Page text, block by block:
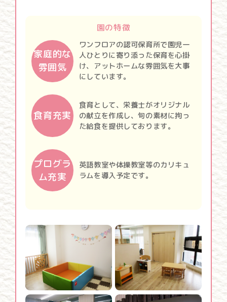
園の特徴
家庭的な
雰囲気
ワンフロアの認可保育所で園児一
人ひとりに寄り添った保育を心掛
け、アットホームな雰囲気を大事
にしています。
食育充実
食育として、栄養士がオリジナル
の献立を作成し、旬の素材に拘っ
た給食を提供しております。
プログラ
ム充実
英語教室や体操教室等のカリキュ
ラムを導入予定です。